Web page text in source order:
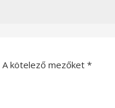
A kötelező mezőket *